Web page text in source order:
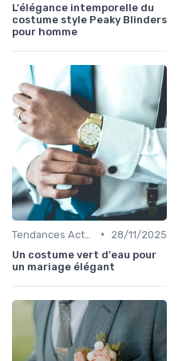
L'élégance intemporelle du
costume style Peaky Blinders
pour homme
•
28/11/2025
Un costume vert d'eau pour
un mariage élégant